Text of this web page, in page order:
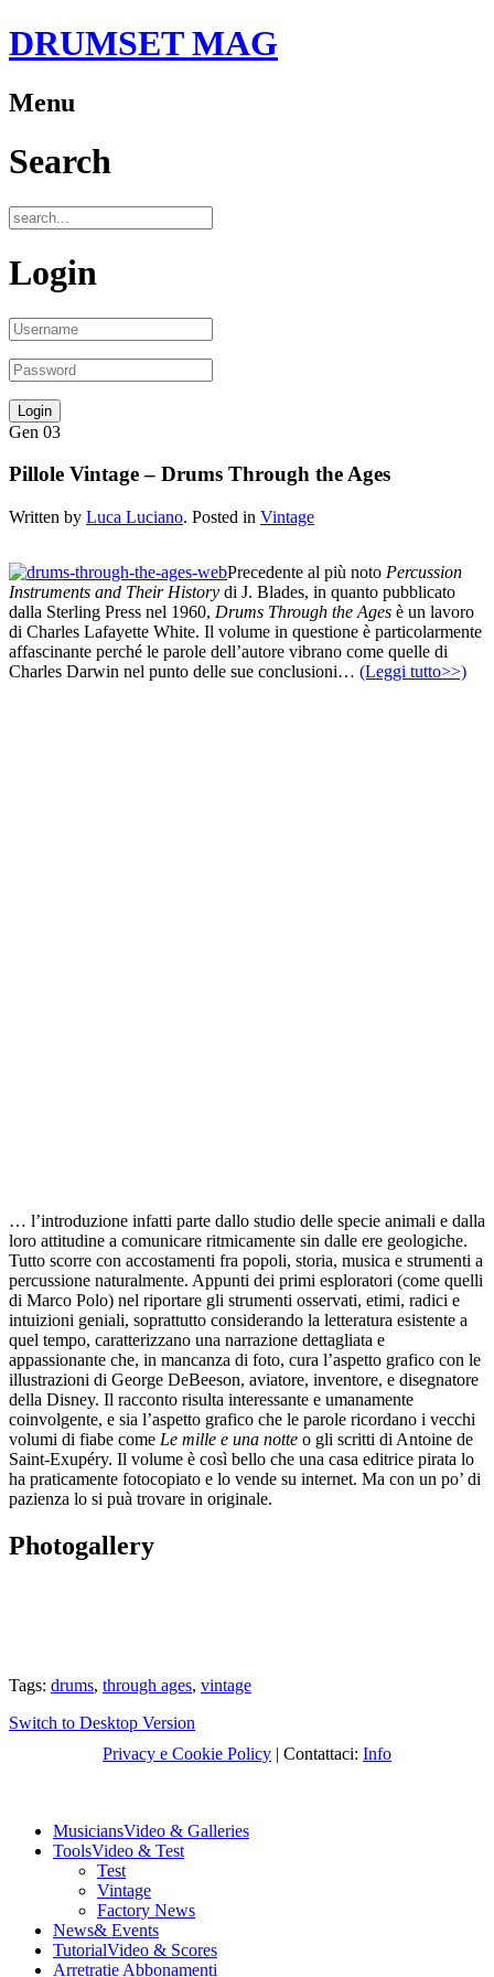
DRUMSET MAG
Menu
Search
Login
Gen 03
Pillole Vintage – Drums Through the Ages
Written by Luca Luciano. Posted in Vintage
Precedente al più noto Percussion
Instruments and Their History di J. Blades, in quanto pubblicato
dalla Sterling Press nel 1960, Drums Through the Ages è un lavoro
di Charles Lafayette White. Il volume in questione è particolarmente
affascinante perché le parole dell’autore vibrano come quelle di
Charles Darwin nel punto delle sue conclusioni… (Leggi tutto>>)
… l’introduzione infatti parte dallo studio delle specie animali e dalla
loro attitudine a comunicare ritmicamente sin dalle ere geologiche.
Tutto scorre con accostamenti fra popoli, storia, musica e strumenti a
percussione naturalmente. Appunti dei primi esploratori (come quelli
di Marco Polo) nel riportare gli strumenti osservati, etimi, radici e
intuizioni geniali, soprattutto considerando la letteratura esistente a
quel tempo, caratterizzano una narrazione dettagliata e
appassionante che, in mancanza di foto, cura l’aspetto grafico con le
illustrazioni di George DeBeeson, aviatore, inventore, e disegnatore
della Disney. Il racconto risulta interessante e umanamente
coinvolgente, e sia l’aspetto grafico che le parole ricordano i vecchi
volumi di fiabe come Le mille e una notte o gli scritti di Antoine de
Saint-Exupéry. Il volume è così bello che una casa editrice pirata lo
ha praticamente fotocopiato e lo vende su internet. Ma con un po’ di
pazienza lo si puà trovare in originale.
Photogallery
Tags: drums, through ages, vintage
Switch to Desktop Version
Privacy e Cookie Policy | Contattaci: Info
MusiciansVideo & Galleries
ToolsVideo & Test
Test
Vintage
Factory News
News& Events
TutorialVideo & Scores
Arretratie Abbonamenti